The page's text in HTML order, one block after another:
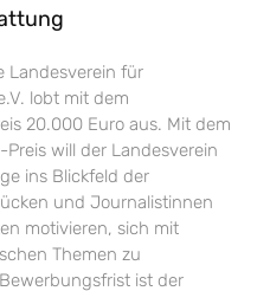
Landesverein für
lobt mit dem
20.000 Euro aus. Mit dem
Preis will der Landesverein
ins Blickfeld der
und Journalistinnen
motivieren, sich mit
Themen zu
ist der